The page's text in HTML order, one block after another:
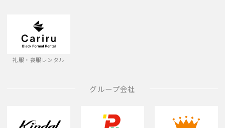
礼服・喪服レンタル
グループ会社